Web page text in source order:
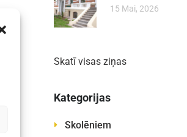
15 Mai, 2026
Skatī visas ziņas
Kategorijas
Skolēniem